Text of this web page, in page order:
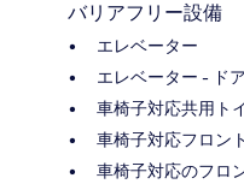
バリアフリー設備
エレベーター
エレベーター - ド
車椅子対応共用ト
車椅子対応フロント
車椅子対応のフロ